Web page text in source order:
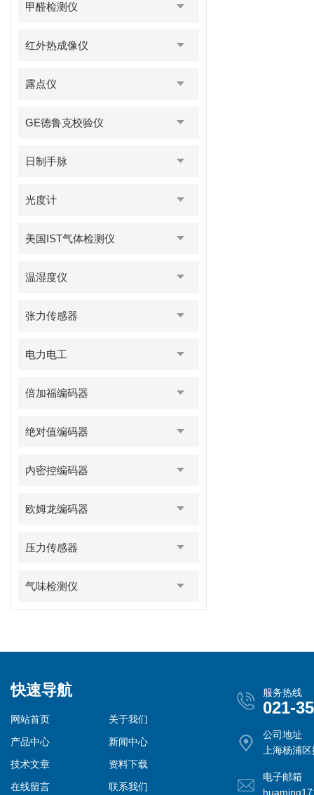
甲醛检测仪
红外热成像仪
露点仪
GE德鲁克校验仪
日制手脉
光度计
美国IST气体检测仪
温湿度仪
张力传感器
电力电工
倍加福编码器
绝对值编码器
内密控编码器
欧姆龙编码器
压力传感器
气味检测仪
快速导航
网站首页
关于我们
产品中心
新闻中心
技术文章
资料下载
在线留言
联系我们
服务热线
021-
公司地址
上海杨浦
电子邮箱